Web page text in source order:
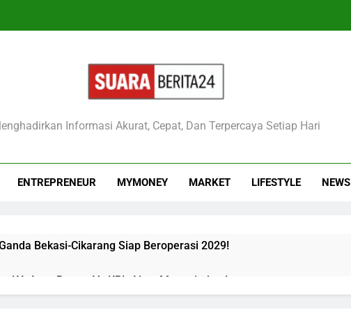
Informasi Akurat, Cepat, Dan Terpercaya Setiap Hari
ENTREPRENEUR MYMONEY MARKET LIFESTYLE NEWS
Bekasi-Cikarang Siap Beroperasi 2029!
KA Argo Bromo Vs KRL Akan Mengejutkan!